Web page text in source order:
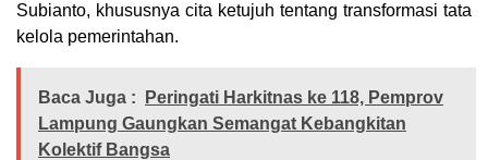
Subianto, khususnya cita ketujuh tentang transformasi tata
kelola pemerintahan.
Baca Juga :
Peringati Harkitnas ke 118, Pemprov
Lampung Gaungkan Semangat Kebangkitan
Kolektif Bangsa